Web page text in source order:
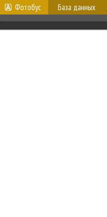
Фотобус База данных